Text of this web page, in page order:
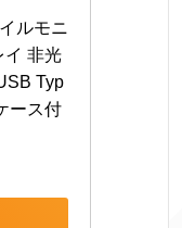
ルモニ
イ 非光
Typ
ース付